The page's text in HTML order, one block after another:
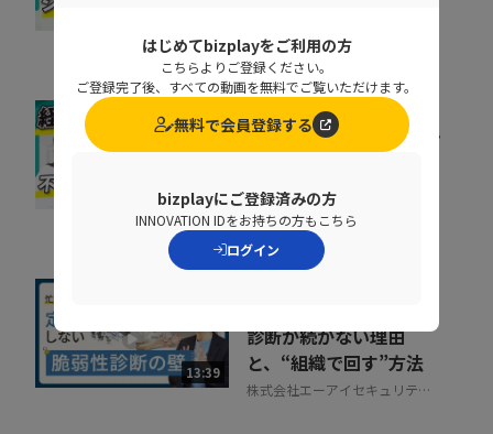
11:26
精算業務は人の目で守れ
ない 目視検印がガバナ
TISI株式会社
13:39
診断が続かない理由
と、“組織で回す”方法
株式会社エーアイセキュリティ
はじめてbizplayをご利用の方
こちらよりご登録ください。
ご登録完了後、すべての動画を無料でご覧いただけます。
無料で会員登録する
bizplayにご登録済みの方
INNOVATION IDをお持ちの方もこちら
ログイン